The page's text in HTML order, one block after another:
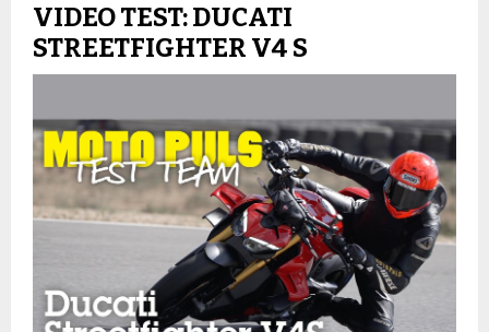
VIDEO TEST: DUCATI
STREETFIGHTER V4 S